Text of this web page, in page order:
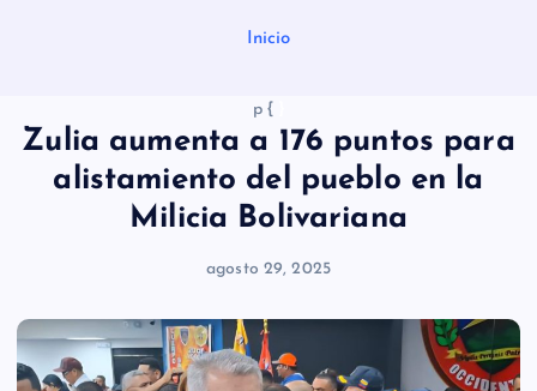
Inicio
p {
Zulia aumenta a 176 puntos para
alistamiento del pueblo en la
Milicia Bolivariana
agosto 29, 2025